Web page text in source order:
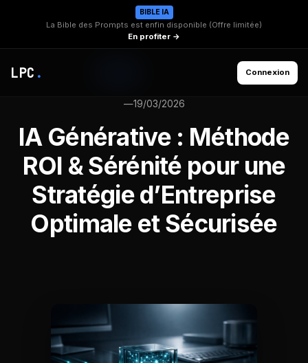
BIBLE IA
La Bible des Prompts est enfin disponible (Offre limitée)
En profiter →
LPC . Connexion
—19/03/2026
IA Générative : Méthode
ROI & Sérénité pour une
Stratégie d’Entreprise
Optimale et Sécurisée